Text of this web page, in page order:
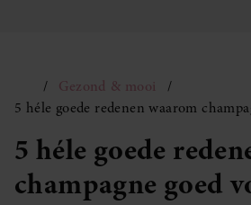
Gezond & mooi
5 héle goede redenen waarom
5 héle goede
champagne goed